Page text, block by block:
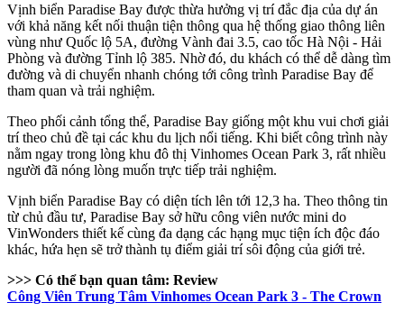
Vịnh biển Paradise Bay được thừa hưởng vị trí đắc địa của dự án
với khả năng kết nối thuận tiện thông qua hệ thống giao thông liên
vùng như Quốc lộ 5A, đường Vành đai 3.5, cao tốc Hà Nội - Hải
Phòng và đường Tỉnh lộ 385. Nhờ đó, du khách có thể dễ dàng tìm
đường và di chuyển nhanh chóng tới công trình Paradise Bay để
tham quan và trải nghiệm.
Theo phối cảnh tổng thể, Paradise Bay giống một khu vui chơi giải
trí theo chủ đề tại các khu du lịch nổi tiếng. Khi biết công trình này
nằm ngay trong lòng khu đô thị Vinhomes Ocean Park 3, rất nhiều
người đã nóng lòng muốn trực tiếp trải nghiệm.
Vịnh biển Paradise Bay có diện tích lên tới 12,3 ha. Theo thông tin
từ chủ đầu tư, Paradise Bay sở hữu công viên nước mini do
VinWonders thiết kế cùng đa dạng các hạng mục tiện ích độc đáo
khác, hứa hẹn sẽ trở thành tụ điểm giải trí sôi động của giới trẻ.
>>> Có thể bạn quan tâm: Review
Công Viên Trung Tâm Vinhomes Ocean Park 3 - The Crown